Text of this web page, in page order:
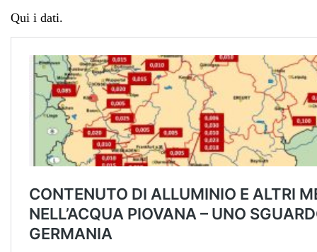
Qui i dati.